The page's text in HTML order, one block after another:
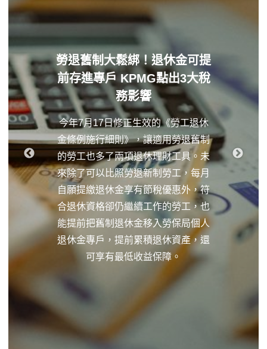
勞退舊制大鬆綁！退休金可提
前存進專戶 KPMG點出3大稅
務影響
今年7月17日修正生效的《勞工退休
金條例施行細則》，讓適用勞退舊制
的勞工也多了兩項退休理財工具。未
來除了可以比照勞退新制勞工，每月
自願提繳退休金享有節稅優惠外，符
合退休資格卻仍繼續工作的勞工，也
能提前把舊制退休金移入勞保局個人
退休金專戶，提前累積退休資產，還
可享有最低收益保障。